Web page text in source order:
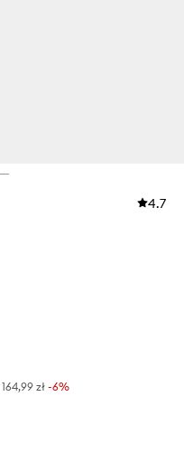
4.7
164,99 zł -6%